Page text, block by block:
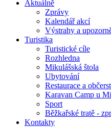
Aktuálně
Zprávy
Kalendář akcí
Výstrahy a
Turistika
Turistické cíle
Rozhledna
Mikulášská štola
Ubytování
Restaurace a
Karavan Camp u
Sport
Běžkařské tratě -
Kontakty